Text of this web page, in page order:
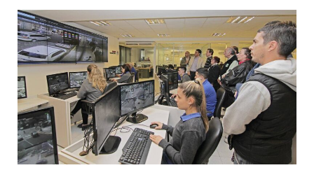
la
nueva
app
que
concentra
más
de
80
trámites